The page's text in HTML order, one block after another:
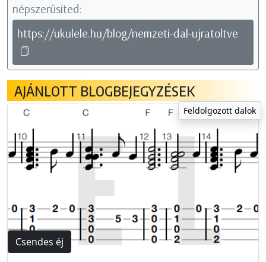
népszerűsíted:
https://ukulele.hu/blog/nemzeti-dal-ujratoltve
AJÁNLOTT BLOGBEJEGYZÉSEK
Feldolgozott dalok
Csendes éj